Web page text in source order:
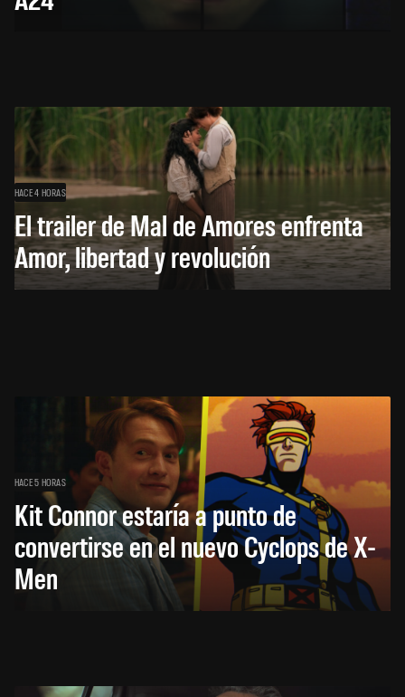
HACE 4 HORAS
El trailer de Mal de Amores enfrenta
Amor, libertad y revolución
HACE 5 HORAS
Kit Connor estaría a punto de
convertirse en el nuevo Cyclops de X-
Men